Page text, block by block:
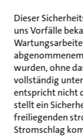
Dieser
uns Vorfälle
wurden, ohne
vollständig
entspricht nicht
stellt ein
freiliegenden
Stromschlag